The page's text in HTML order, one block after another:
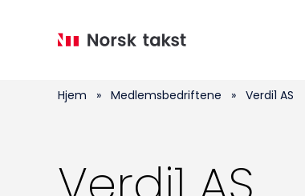
Hjem » Medlemsbedriftene » Verdi1 AS